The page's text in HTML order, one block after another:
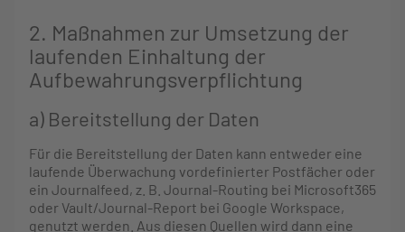
2. Maßnahmen zur Umsetzung der
laufenden Einhaltung der
Aufbewahrungsverpflichtung
a) Bereitstellung der Daten
Für die Bereitstellung der Daten kann entweder eine
laufende Überwachung vordefinierter Postfächer oder
ein Journalfeed, z. B. Journal-Routing bei Microsoft365
oder Vault/Journal-Report bei Google Workspace,
genutzt werden. Aus diesen Quellen wird dann eine